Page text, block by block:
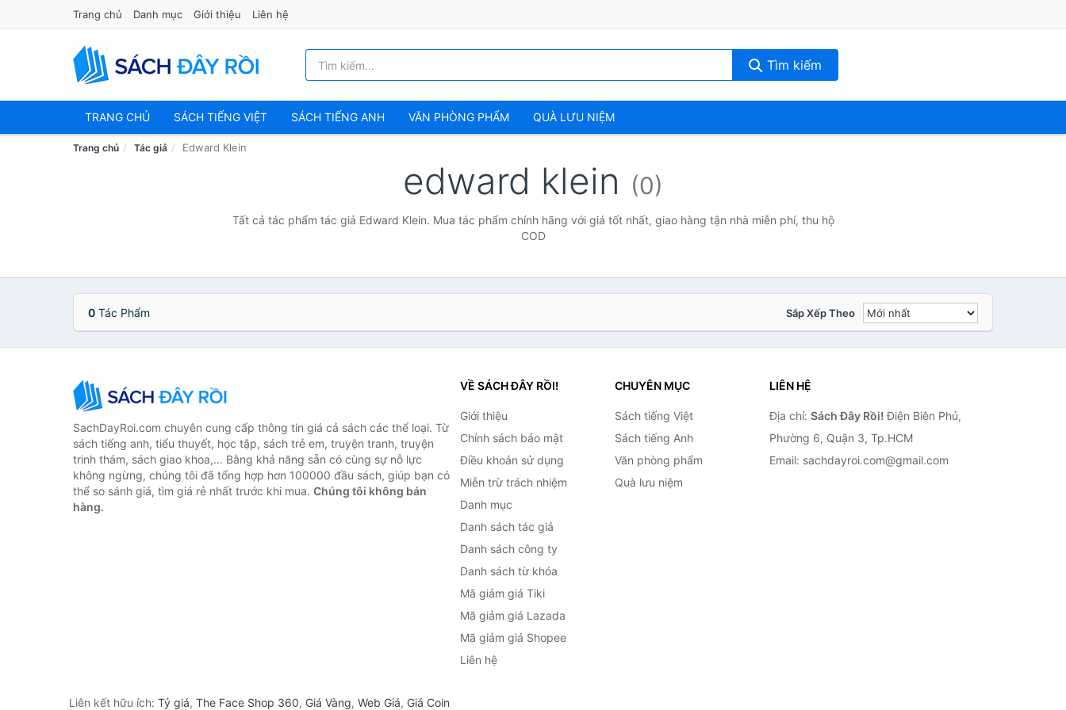
Trang chủ Danh mục Giới thiệu Liên hệ
Tìm kiếm
TRANG CHỦ SÁCH TIẾNG VIỆT SÁCH TIẾNG ANH VĂN PHÒNG PHẨM QUÀ LƯU NIỆM
Trang chủ Tác giả Edward Klein
edward klein (0)
Tất cả tác phẩm tác giả Edward Klein. Mua tác phẩm chính hãng với giá tốt nhất, giao hàng tận nhà miễn phí, thu hộ
COD
0 Tác Phẩm Sắp Xếp Theo
SachDayRoi.com chuyên cung cấp thông tin giá cả sách các thể loại. Từ
sách tiếng anh, tiểu thuyết, học tập, sách trẻ em, truyện tranh, truyện
trinh thám, sách giao khoa,... Bằng khả năng sẵn có cùng sự nỗ lực
không ngừng, chúng tôi đã tổng hợp hơn 100000 đầu sách, giúp bạn có
thể so sánh giá, tìm giá rẻ nhất trước khi mua. Chúng tôi không bán
hàng.
VỀ SÁCH ĐÂY RỒI!
Giới thiệu
Chính sách bảo mật
Điều khoản sử dụng
Miễn trừ trách nhiệm
Danh mục
Danh sách tác giả
Danh sách công ty
Danh sách từ khóa
Mã giảm giá Tiki
Mã giảm giá Lazada
Mã giảm giá Shopee
Liên hệ
CHUYÊN MỤC
Sách tiếng Việt
Sách tiếng Anh
Văn phòng phẩm
Quà lưu niệm
LIÊN HỆ
Địa chỉ: Sách Đây Rồi! Điện Biên Phủ,
Phường 6, Quận 3, Tp.HCM
Email: sachdayroi.com@gmail.com
Liên kết hữu ích: Tỷ giá, The Face Shop 360, Giá Vàng, Web Giá, Giá Coin